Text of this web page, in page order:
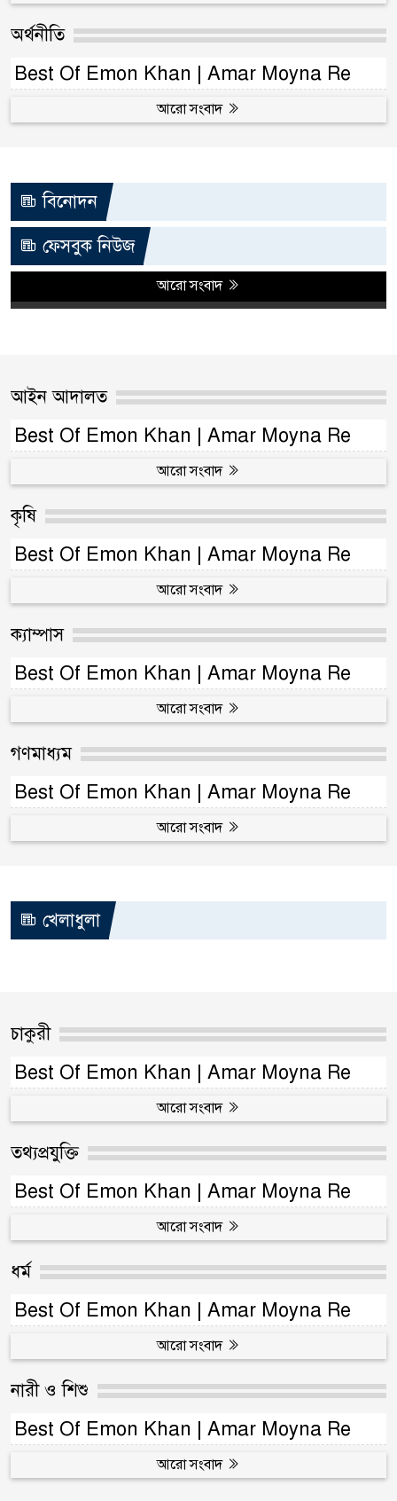
অর্থনীতি
Best Of Emon Khan | Amar Moyna Re
আরো সংবাদ
বিনোদন
ফেসবুক নিউজ
আরো সংবাদ
আইন আদালত
Best Of Emon Khan | Amar Moyna Re
আরো সংবাদ
কৃষি
Best Of Emon Khan | Amar Moyna Re
আরো সংবাদ
ক্যাম্পাস
Best Of Emon Khan | Amar Moyna Re
আরো সংবাদ
গণমাধ্যম
Best Of Emon Khan | Amar Moyna Re
আরো সংবাদ
খেলাধুলা
চাকুরী
Best Of Emon Khan | Amar Moyna Re
আরো সংবাদ
তথ্যপ্রযুক্তি
Best Of Emon Khan | Amar Moyna Re
আরো সংবাদ
ধর্ম
Best Of Emon Khan | Amar Moyna Re
আরো সংবাদ
নারী ও শিশু
Best Of Emon Khan | Amar Moyna Re
আরো সংবাদ